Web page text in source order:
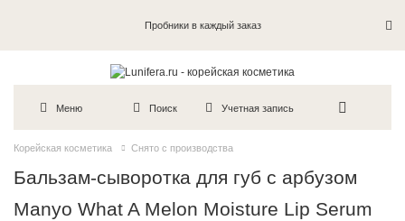
Пробники в каждый заказ
Меню Поиск Учетная запись
Корейская косметика Снято с производства
Бальзам-сыворотка для губ с арбузом
Manyo What A Melon Moisture Lip Serum